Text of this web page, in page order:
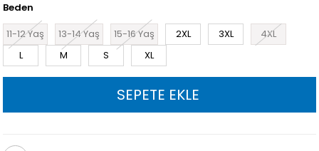
Beden
11-12 Yaş
13-14 Yaş 15-16 Yaş 2XL 3XL
4XL
L
M S XL